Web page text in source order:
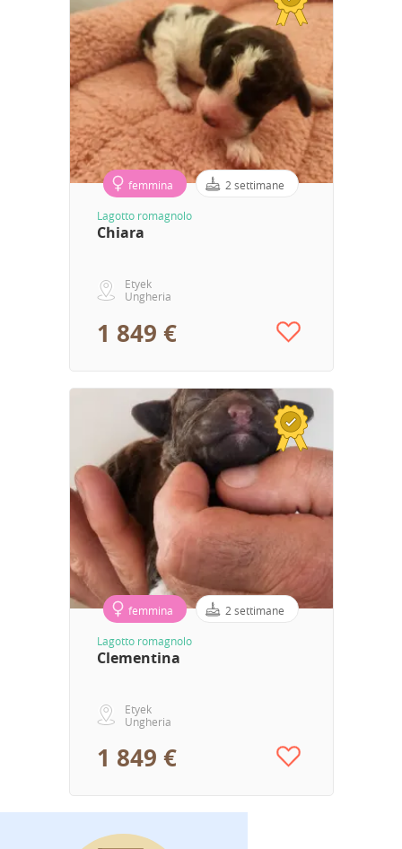
femmina 2 settimane
Lagotto romagnolo
Chiara
Etyek
Ungheria
1 849 €
femmina 2 settimane
Lagotto romagnolo
Clementina
Etyek
Ungheria
1 849 €